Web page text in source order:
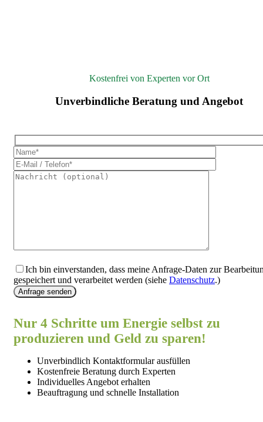
Kostenfrei von Experten vor Ort
Unverbindliche Beratung und Angebot
Ich bin einverstanden, dass meine Anfrage-Daten zur
gespeichert und verarbeitet werden (siehe Datenschutz.)
Anfrage senden
Nur 4 Schritte um Energie selbst zu
produzieren und Geld zu sparen!
Unverbindlich Kontaktformular ausfüllen
Kostenfreie Beratung durch Experten
Individuelles Angebot erhalten
Beauftragung und schnelle Installation